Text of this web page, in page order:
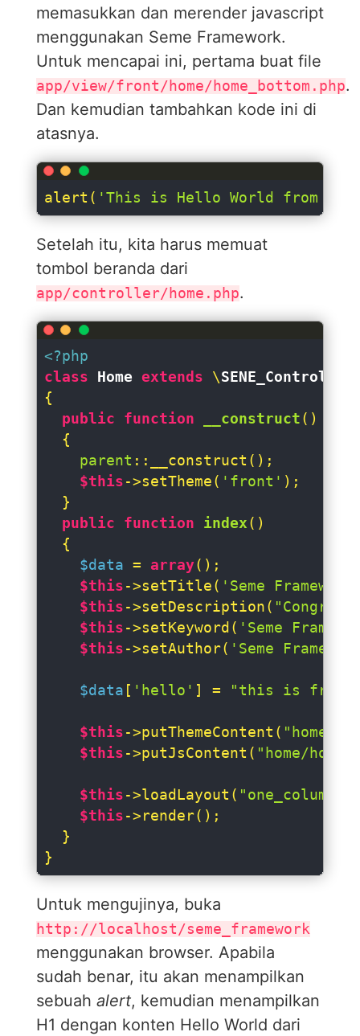
memasukkan dan merender javascript
menggunakan Seme Framework.
Untuk mencapai ini, pertama buat file
app/view/front/home/home_bottom.php.
Dan kemudian tambahkan kode ini di
atasnya.
alert( 'This is Hello World from app/
Setelah itu, kita harus memuat
tombol beranda dari
app/controller/home.php.
<?php
class
Home extends \SENE_Controller
{
public
function __construct ( )
{
parent ::__construct();
$this ->setTheme( 'front' );
  }
public
function index ( )
{
$data = array();
$this ->setTitle( 'Seme
$this ->setDescription(
$this ->setKeyword( 'Seme
$this ->setAuthor( 'Seme
$data [ 'hello' ] = "this is from
$this ->putThemeContent( "home/
$this ->putJsContent( "home/
$this ->loadLayout( "one_column"
$this ->render();
  }
}
Untuk mengujinya, buka
http://localhost/seme_framework
menggunakan browser. Apabila
sudah benar, itu akan menampilkan
sebuah alert, kemudian menampilkan
H1 dengan konten Hello World dari